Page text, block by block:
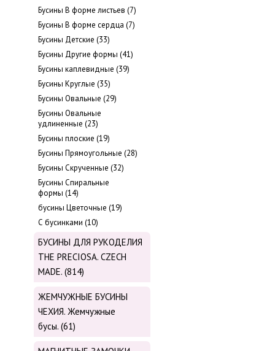
Бусины В форме листьев (7)
Бусины В форме сердца (7)
Бусины Детские (33)
Бусины Другие формы (41)
Бусины каплевидные (39)
Бусины Круглые (35)
Бусины Овальные (29)
Бусины Овальные
удлиненные (23)
Бусины плоские (19)
Бусины Прямоугольные (28)
Бусины Скрученные (32)
Бусины Спиральные
формы (14)
бусины Цветочные (19)
С бусинками (10)
БУСИНЫ ДЛЯ РУКОДЕЛИЯ
THE PRECIOSA. CZECH
MADE. (814)
ЖЕМЧУЖНЫЕ БУСИНЫ
ЧЕХИЯ. Жемчужные
бусы. (61)